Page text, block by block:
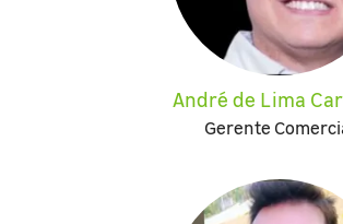
André de Lima
Gerente